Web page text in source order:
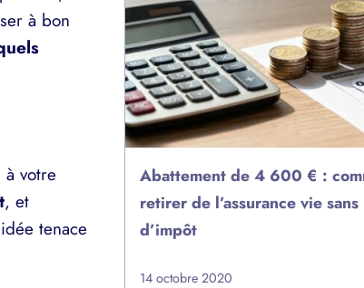
à bon
à votre
, et
tenace
Abattement de 4 600 € :
retirer de l’assurance vie
d’impôt
14 octobre 2020